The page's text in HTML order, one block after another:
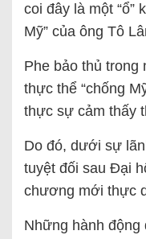
coi đây là một “ổ”
Mỹ” của ông Tô
Phe bảo thủ trong
thực thể “chống
thực sự cảm thấy
Do đó, dưới sự
tuyệt đối sau Đại
chương mới thực
Những hành